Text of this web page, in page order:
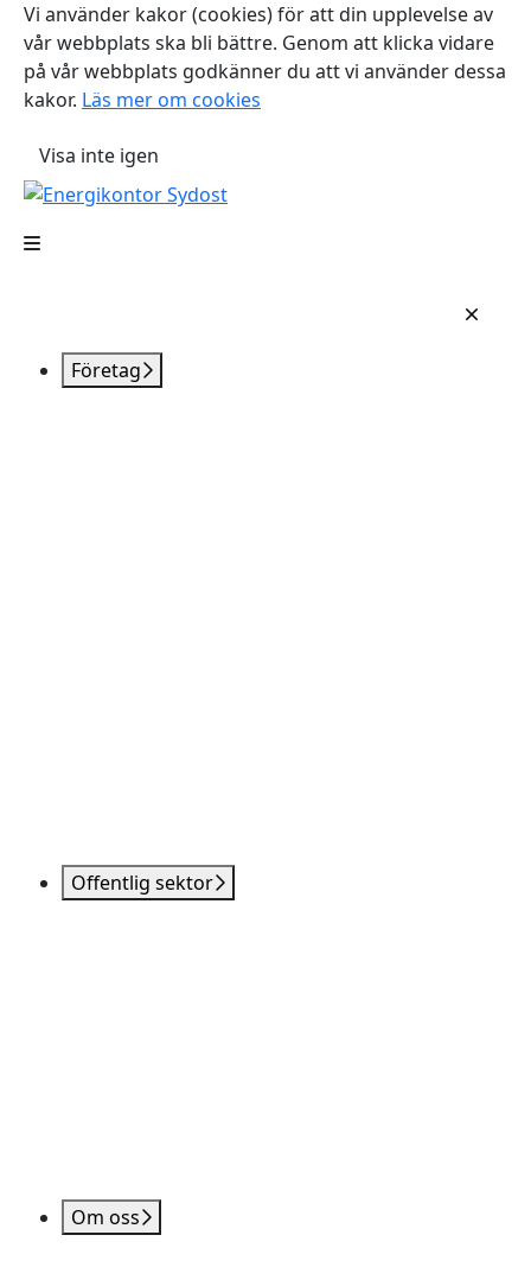
Vi använder kakor (cookies) för att din upplevelse av
vår webbplats ska bli bättre. Genom att klicka vidare
på vår webbplats godkänner du att vi använder dessa
kakor. Läs mer om cookies
Visa inte igen
Företag
Offentlig sektor
Om oss